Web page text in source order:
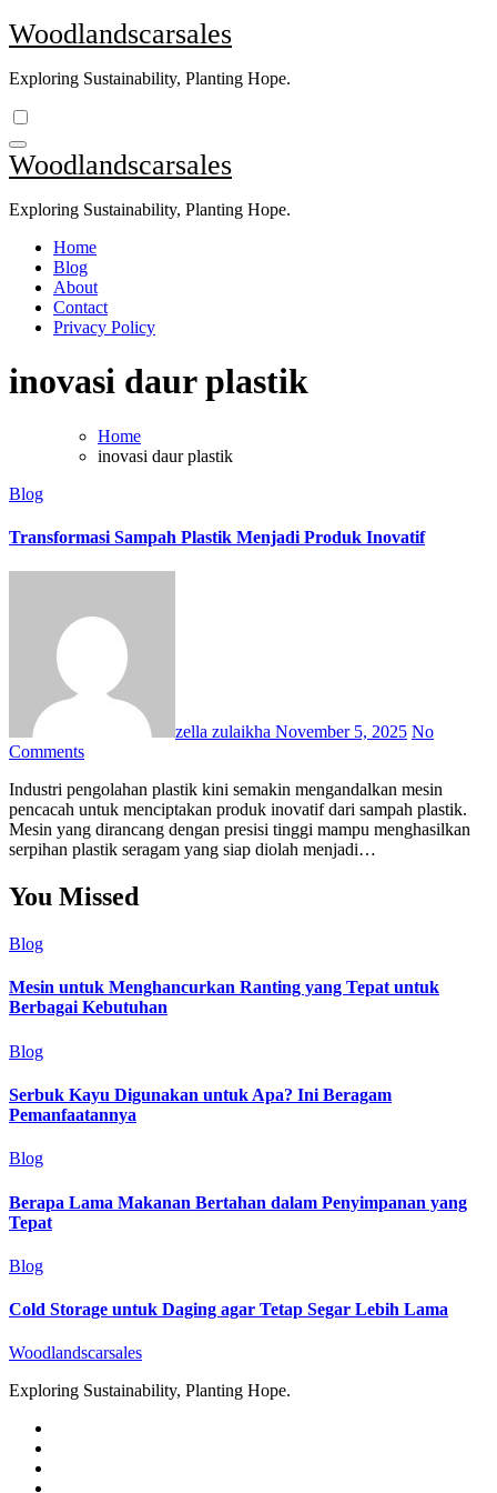
Skip
to
Woodlandscarsales
Exploring Sustainability, Planting Hope.
Woodlandscarsales
Exploring Sustainability, Planting Hope.
Home
Blog
About
Contact
Privacy Policy
inovasi daur plastik
Home
inovasi daur plastik
Blog
Transformasi Sampah Plastik Menjadi Produk Inovatif
zella zulaikha November 5, 2025 No
Comments
Industri pengolahan plastik kini semakin mengandalkan mesin
pencacah untuk menciptakan produk inovatif dari sampah plastik.
Mesin yang dirancang dengan presisi tinggi mampu menghasilkan
serpihan plastik seragam yang siap diolah menjadi…
You Missed
Blog
Mesin untuk Menghancurkan Ranting yang Tepat untuk
Berbagai Kebutuhan
Blog
Serbuk Kayu Digunakan untuk Apa? Ini Beragam
Pemanfaatannya
Blog
Berapa Lama Makanan Bertahan dalam Penyimpanan yang
Tepat
Blog
Cold Storage untuk Daging agar Tetap Segar Lebih Lama
Woodlandscarsales
Exploring Sustainability, Planting Hope.